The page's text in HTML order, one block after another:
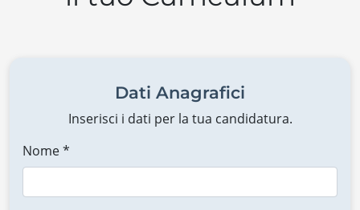
Dati Anagrafici
Inserisci i dati per la tua candidatura.
Nome *